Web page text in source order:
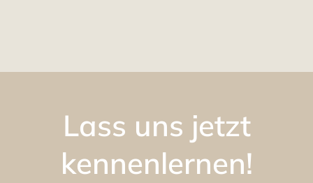
Lass uns jetzt
kennenlernen!